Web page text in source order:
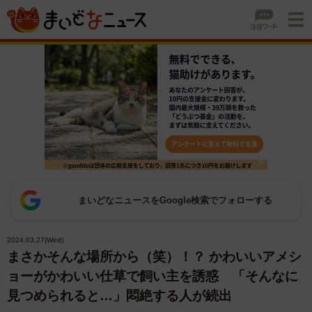
まいどなニュースをGoogle検索でフォローする
2024.03.27(Wed)
まさかそんな場所から（笑）！？ かわいいアメシ
ョーがかわいい仕草で飼い主を誘惑 「そんなに
見つめられると…」悶絶する人が続出